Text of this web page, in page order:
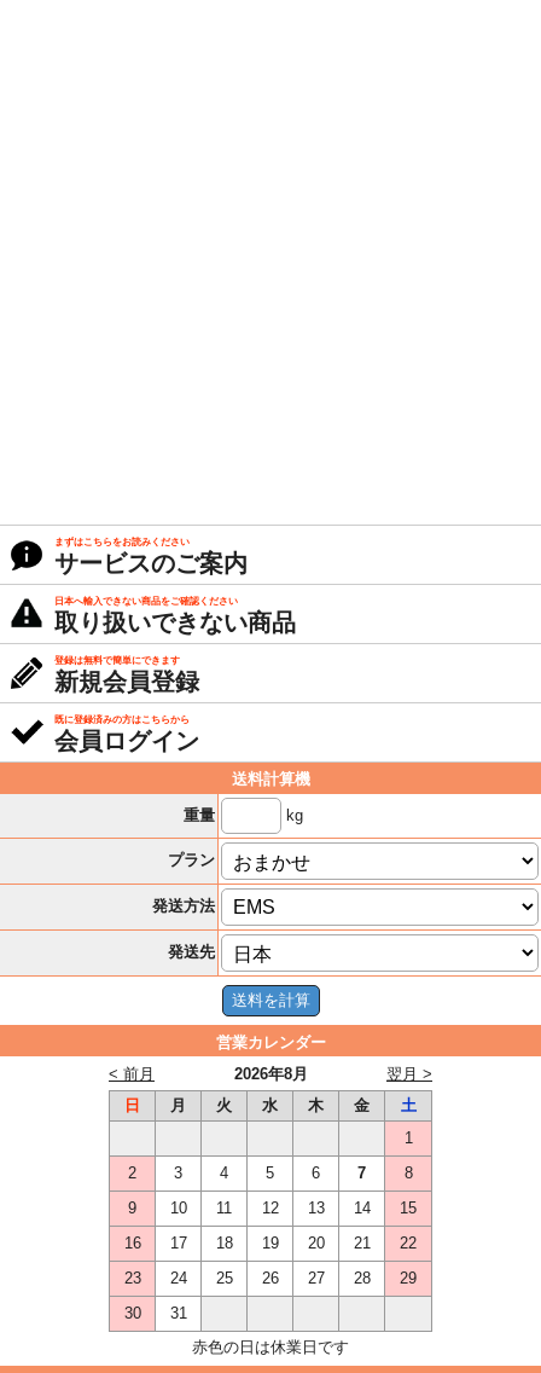
まずはこちらをお読みください
サービスのご案内
日本へ輸入できない商品をご確認ください
取り扱いできない商品
登録は無料で簡単にできます
新規会員登録
既に登録済みの方はこちらから
会員ログイン
送料計算機
重量
kg
プラン
発送方法
発送先
営業カレンダー
2026年8月
< 前月
翌月 >
日
月 火 水 木 金
土
1
2
3 4 5 6 7
8
9
10 11 12 13 14
15
16
17 18 19 20 21
22
23
24 25 26 27 28
29
30
31
赤色の日は休業日です